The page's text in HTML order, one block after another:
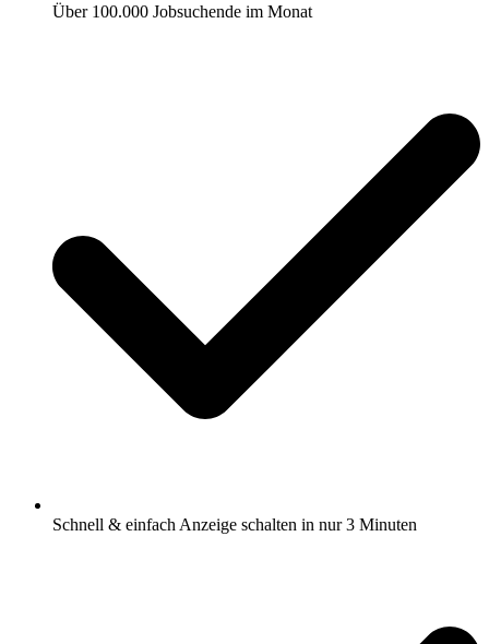
Über 100.000 Jobsuchende im Monat
Schnell & einfach Anzeige schalten in nur 3 Minuten